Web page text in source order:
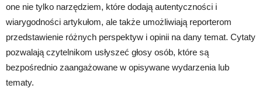
one nie tylko narzędziem, które dodają autentyczności i
wiarygodności artykułom, ale także umożliwiają reporterom
przedstawienie różnych perspektyw i opinii na dany temat. Cytaty
pozwalają czytelnikom usłyszeć głosy osób, które są
bezpośrednio zaangażowane w opisywane wydarzenia lub
tematy.